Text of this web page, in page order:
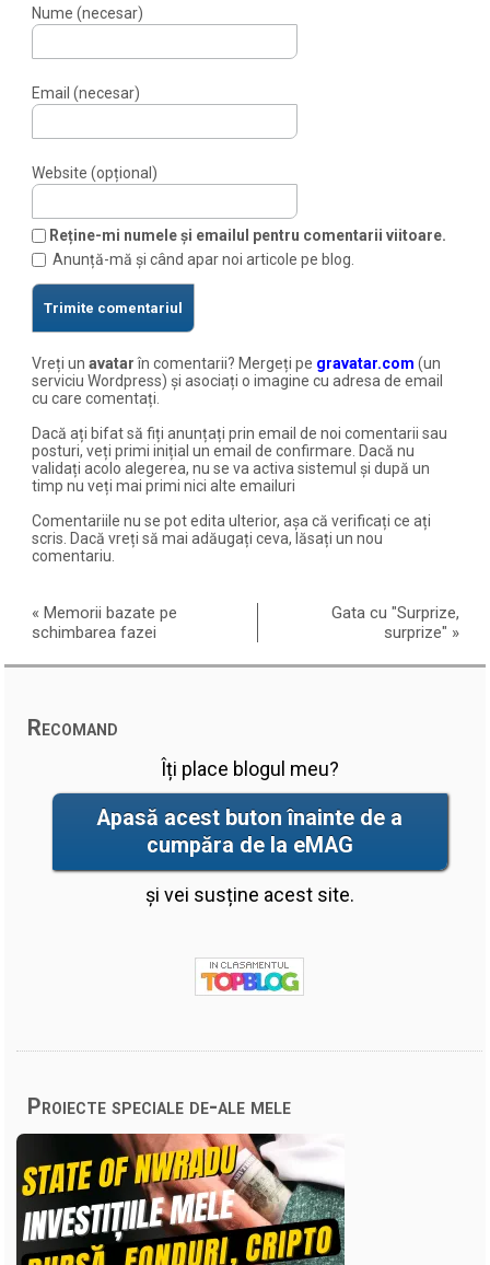
Nume (necesar)
Email (necesar)
Website (opțional)
Reține-mi numele și emailul pentru comentarii viitoare.
Anunță-mă și când apar noi articole pe blog.
Vreți unavatarîn comentarii? Mergeți pe gravatar.com (un
serviciu Wordpress) și asociați o imagine cu adresa de email
cu care comentați.
Dacă ați bifat să fiți anunțați prin email de noi comentarii sau
posturi, veți primi inițial un email de confirmare. Dacă nu
validați acolo alegerea, nu se va activa sistemul și după un
timp nu veți mai primi nici alte emailuri
Comentariile nu se pot edita ulterior, așa că verificați ce ați
scris. Dacă vreți să mai adăugați ceva, lăsați un nou
comentariu.
«Memorii bazate pe
schimbarea fazei
Gata cu "Surprize,
surprize" »
Recomand
Îți place blogul meu?
Apasă acest buton înainte de a
cumpăra de la eMAG
și vei susține acest site.
Proiecte speciale de-ale mele